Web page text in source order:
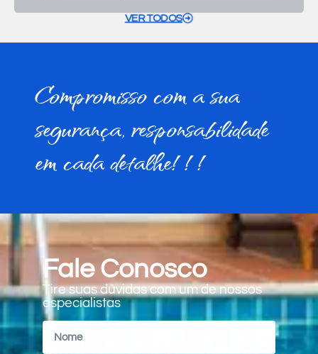
VER TODOS
Compromisso com a sua
segurança, responsabilidade
em cada detalhe!!!
Fale Conosco
Tire suas dúvidas com um de nossos
especialistas